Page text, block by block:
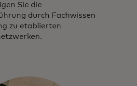
Sie die
durch Fachwissen
zu etablierten